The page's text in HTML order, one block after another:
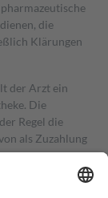
die
Klärungen
der Arzt ein
Die
Regel die
als Zuzahlung
von zehn